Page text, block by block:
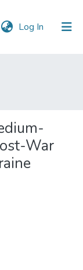
Log In (current)
War